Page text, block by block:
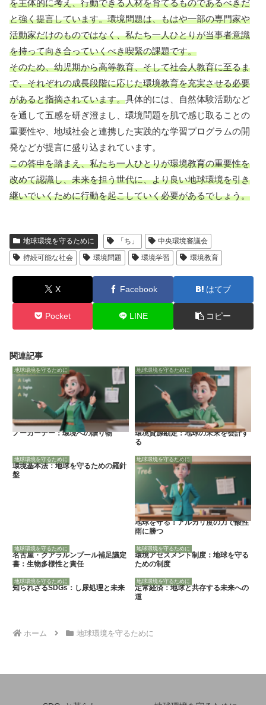
を主体的に考え、行動できる人材を育てるものであるべきだ
と強く提言しています。環境問題は、もはや一部の専門家や
活動家だけのものではなく、私たち一人ひとりが当事者意識
を持って向き合っていくべき喫緊の課題です。
そのため、幼児期から高等教育、そして社会人教育に至るま
で、それぞれの成長段階に応じた環境教育を充実させる必要
があると指摘されています。具体的には、自然体験活動など
を通して五感を研ぎ澄まし、環境問題を肌で感じ取ることの
重要性や、地域社会と連携した実践的な学習プログラムの開
発などが提言に盛り込まれています。
この答申を踏まえ、私たち一人ひとりが環境教育の重要性を
改めて認識し、未来を担う世代に、より良い地球環境を引き
継いでいくために行動を起こしていく必要があるでしょう。
地球環境を守るために 「ち」
中央環境審議会
持続可能な社会
環境問題 環境学習 環境教育
X Facebook はてブ
Pocket LINE コピー
関連記事
地球環境を守るために
ノーカーデー：環境への贈り物
地球環境を守るために
環境資源勘定：地球の未来を会計す
る
地球環境を守るために
環境基本法：地球を守るための羅針
盤
地球環境を守るために
地球を守る！アルカリ度の力で酸性
雨に勝つ
地球環境を守るために
名古屋・クアラルンプール補足議定
書：生物多様性と責任
地球環境を守るために
環境アセスメント制度：地球を守る
ための制度
地球環境を守るために
知られざるSDGs：し尿処理と未来
地球環境を守るために
定常経済：地球と共存する未来への
道
ホーム 地球環境を守るために